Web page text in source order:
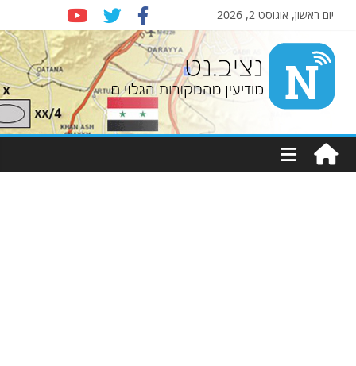
יום ראשון, אוגוסט 2, 2026
Nziv.net
מודיעין
מהמקורות